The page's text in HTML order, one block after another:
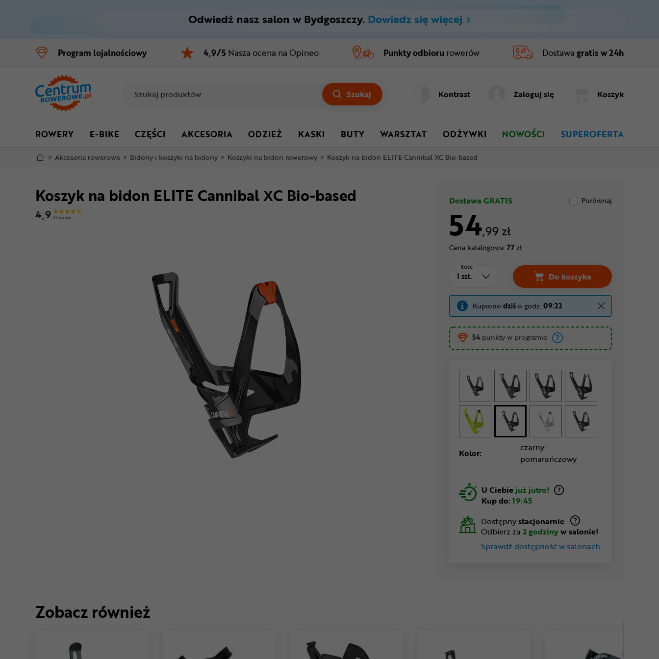
Menu główne
Informacje o produkcie
Do koszyka
Szczegółowe informacje
Mapa strony
Odwiedź nasz salon w Bydgoszczy. Dowiedz się więcej
Program lojalnościowy 4,9/5 Nasza ocena na Opineo Punkty odbioru rowerów Dostawa gratis w 24h
Szukaj Kontrast Zaloguj się Koszyk
ROWERY E-BIKE CZĘŚCI AKCESORIA ODZIEŻ KASKI BUTY WARSZTAT ODŻYWKI NOWOŚCI SUPEROFERTA
> Akcesoria rowerowe > Bidony i koszyki na bidony > Koszyki na bidon rowerowy > Koszyk na bidon ELITE Cannibal XC Bio-based
Koszyk na bidon ELITE Cannibal XC Bio-based
4,9 21 opinii
Dostawa GRATIS Porównaj
54,99 zł
Cena katalogowa: 77zł
Ilość
Do koszyka
Koszyk na bidon ELITE
Kupiono dziśo godz. 09:22
54 punkty w programie
Kolor:
czarny-
pomarańczowy
U Ciebie już jutro!
Kup do: 19:45
Dostępnystacjonarnie
Odbierz za 2 godzinyw salonie!
Sprawdź dostępność w salonach
Zobacz również